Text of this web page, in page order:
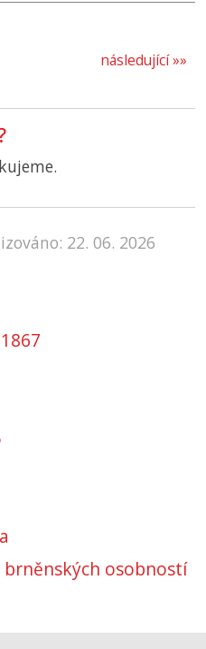
následující »»
22. 06. 2026
osobností